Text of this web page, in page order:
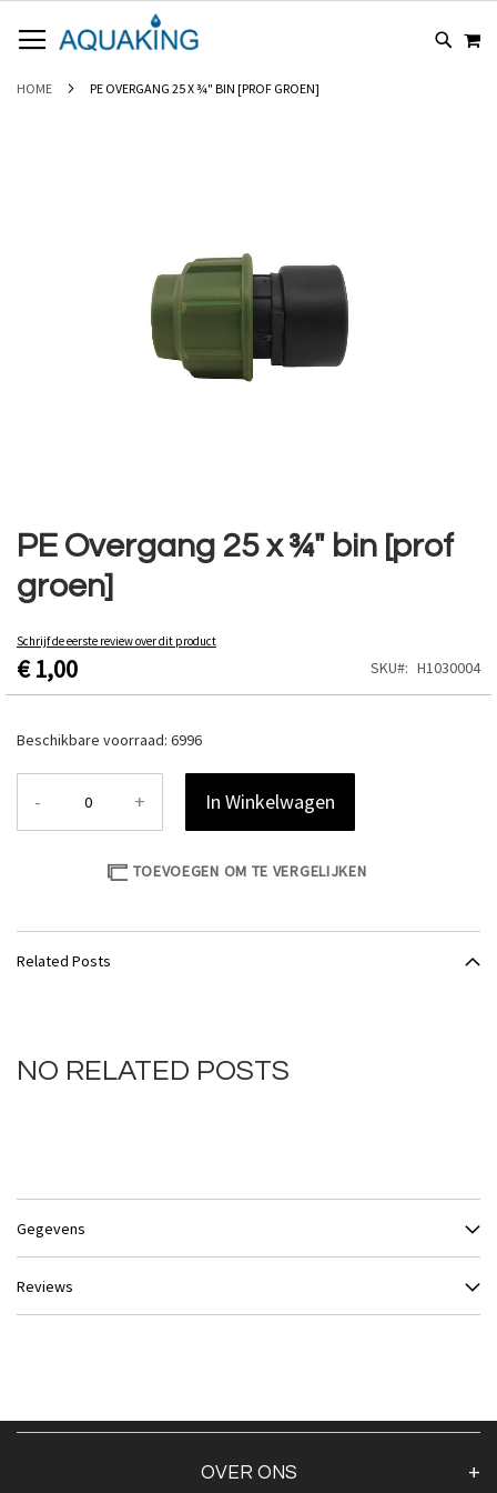
NAAR
DE
HOME PE OVERGANG 25 X ¾" BIN [PROF GROEN]
PE Overgang 25 x ¾" bin [prof
groen]
Schrijf de eerste review over dit product
€ 1,00 SKU H1030004
Beschikbare voorraad: 6996
- + In Winkelwagen
TOEVOEGEN OM TE VERGELIJKEN
naar
het
begin
van
afbeeldingen-
gallerij
Related Posts
NO RELATED POSTS
Gegevens
Reviews
OVER ONS